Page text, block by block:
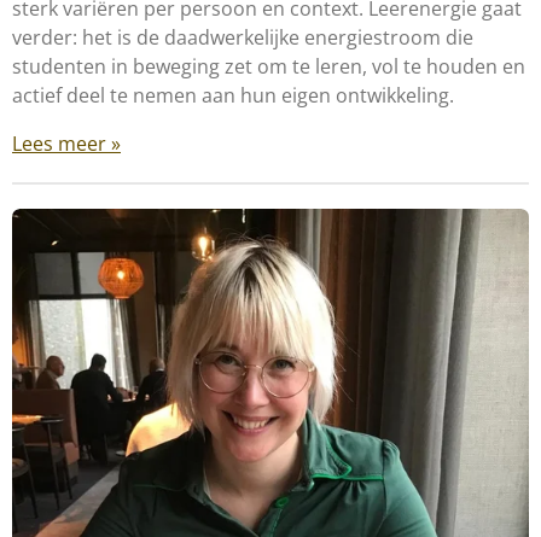
sterk variëren per persoon en context. Leerenergie gaat
verder: het is de daadwerkelijke energiestroom die
studenten in beweging zet om te leren, vol te houden en
actief deel te nemen aan hun eigen ontwikkeling.
Lees meer »